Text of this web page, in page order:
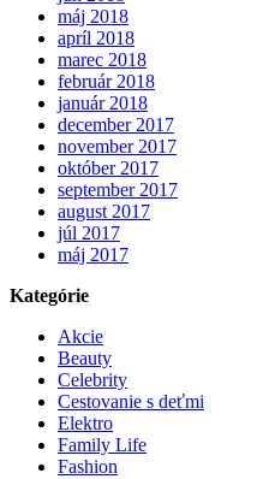
máj 2018
apríl 2018
marec 2018
február 2018
január 2018
december 2017
november 2017
október 2017
september 2017
august 2017
júl 2017
máj 2017
Kategórie
Akcie
Beauty
Celebrity
Cestovanie s deťmi
Elektro
Family Life
Fashion